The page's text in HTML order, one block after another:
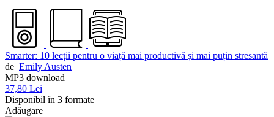
Smarter: 10 lecții pentru o viață mai productivă și mai puțin stresantă
de Emily Austen
MP3 download
37,80 Lei
Disponibil în 3 formate
Adăugare